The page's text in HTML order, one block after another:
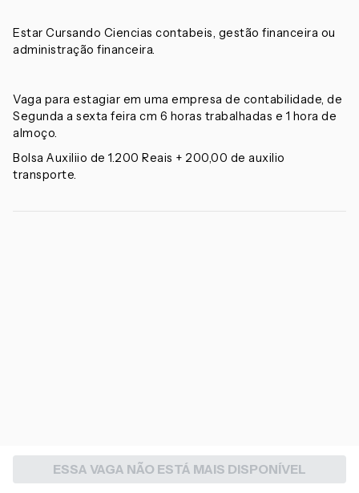
Estar Cursando Ciencias contabeis, gestão financeira ou
administração financeira.
Vaga para estagiar em uma empresa de contabilidade, de
Segunda a sexta feira cm 6 horas trabalhadas e 1 hora de
almoço.
Bolsa Auxiliio de 1.200 Reais + 200,00 de auxilio
transporte.
ESSA VAGA NÃO ESTÁ MAIS DISPONÍVEL